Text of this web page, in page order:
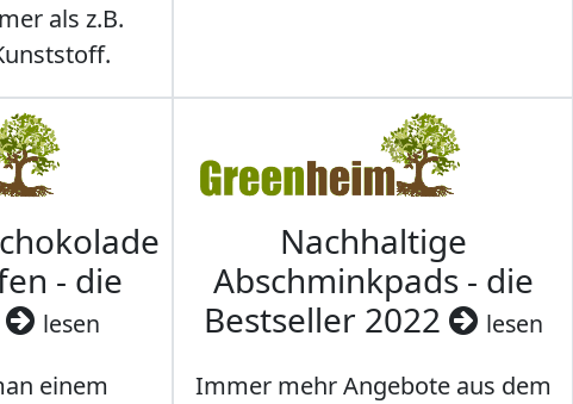
als z.B.
- die
lesen
einem
Nachhaltige
Abschminkpads - die
Bestseller 2022
lesen
Immer mehr Angebote aus dem